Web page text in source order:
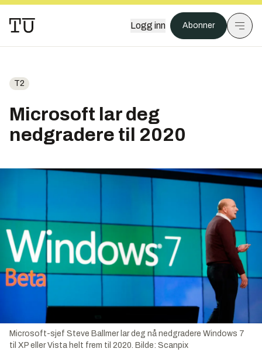
Logg inn Abonner
T2
Microsoft lar deg
nedgradere til 2020
Microsoft-sjef Steve Ballmer lar deg nå nedgradere Windows 7
til XP eller Vista helt frem til 2020. Bilde: Scanpix